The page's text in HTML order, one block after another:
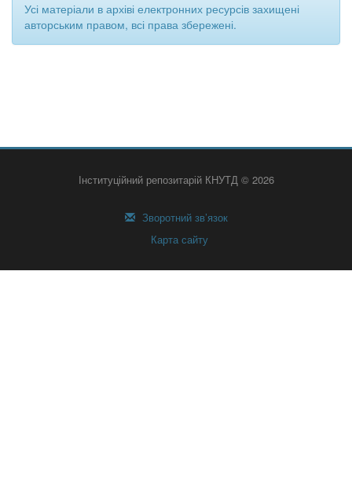
Усі матеріали в архіві електронних ресурсів захищені
авторським правом, всі права збережені.
Інституційний репозитарій КНУТД © 2026
Зворотний зв’язок
Карта сайту